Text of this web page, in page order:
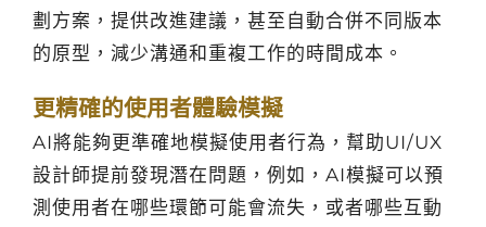
劃方案，提供改進建議，甚至自動合併不同版本
的原型，減少溝通和重複工作的時間成本。
更精確的使用者體驗模擬
AI將能夠更準確地模擬使用者行為，幫助UI/UX
設計師提前發現潛在問題，例如，AI模擬可以預
測使用者在哪些環節可能會流失，或者哪些互動